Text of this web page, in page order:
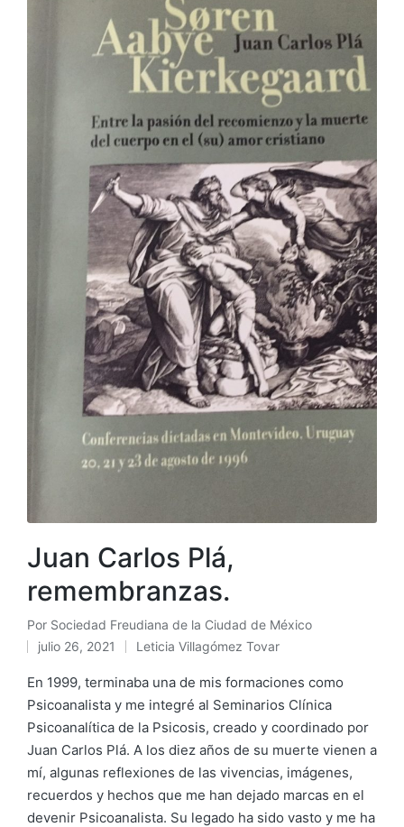
Juan Carlos Plá,
remembranzas.
Publicado
por
Por Sociedad Freudiana de la Ciudad de México
julio 26, 2021
Publicado
en
Leticia Villagómez Tovar
En 1999, terminaba una de mis formaciones como
Psicoanalista y me integré al Seminarios Clínica
Psicoanalítica de la Psicosis, creado y coordinado por
Juan Carlos Plá. A los diez años de su muerte vienen a
mí, algunas reflexiones de las vivencias, imágenes,
recuerdos y hechos que me han dejado marcas en el
devenir Psicoanalista. Su legado ha sido vasto y me ha